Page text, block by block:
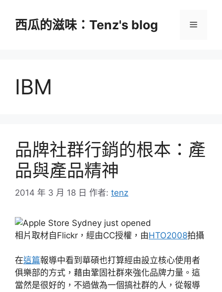
西瓜的滋味：Tenz's blog 選
IBM
品牌社群行銷的根本：產
品與產品精神
2014 年 3 月 18 日 作者: tenz
相片取材自Flickr，經由CC授權，由HTO2008拍攝
在這篇報導中看到華碩也打算經由設立核心使用者
俱樂部的方式，藉由鞏固社群來強化品牌力量。這
當然是很好的，不過做為一個搞社群的人，從報導